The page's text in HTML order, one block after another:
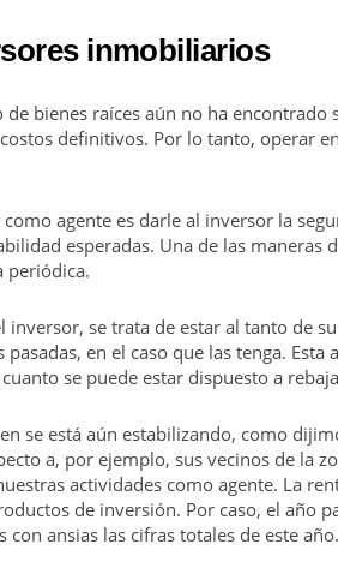
inmobiliarios
de bienes raíces aún no ha
definitivos. Por lo tanto, operar
agente es darle al inversor la
esperadas. Una de las maneras
periódica.
se trata de estar al tanto de
en el caso que las tenga.
se puede estar dispuesto a
se está aún estabilizando, como
a, por ejemplo, sus vecinos de la
actividades como agente. La
de inversión. Por caso, el año
con ansias las cifras totales de este